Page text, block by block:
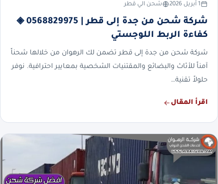
1 أبريل 2026 شحن الي قطر
شركة شحن من جدة إلى قطر | 0568829975 ◈
كفاءة الربط اللوجستي
شركة شحن من جدة إلى قطر تضمن لك الرهوان من خلالها شحناً
آمناً للأثاث والبضائع والمقتنيات الشخصية بمعايير احترافية. نوفر
حلولاً تقنية…
اقرأ المقال